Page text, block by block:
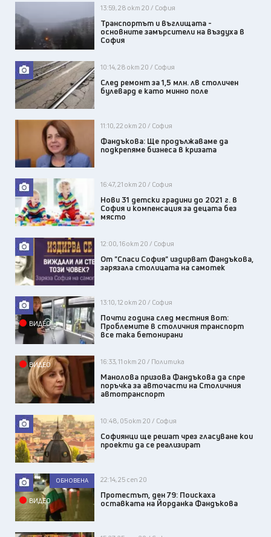
13:59, 28 окт 20 / София
Транспортът и въглищата -
основните замърсители на въздуха в
София
10:14, 28 окт 20 / София
След ремонт за 1,5 млн. лв столичен
булевард е като минно поле
11:10, 22 окт 20 / София
Фандъкова: Ще продължаваме да
подкрепяме бизнеса в кризата
16:47, 21 окт 20 / София
Нови 31 детски градини до 2021 г. в
София и компенсация за децата без
място
12:00, 16 окт 20 / София
От "Спаси София" издирват Фандъкова,
зарязала столицата на самотек
ВИДЕО
13:10, 12 окт 20 / София
Почти година след местния вот:
Проблемите в столичния транспорт
все така бетонирани
ВИДЕО 16:33, 11 окт 20 / Политика
Манолова призова Фандъкова да спре
поръчка за авточасти на Столичния
автотранспорт
10:48, 05 окт 20 / София
Софиянци ще решат чрез гласуване кои
проекти да се реализират
ВИДЕО
ОБНОВЕНА 22:14, 25 сеп 20
Протестът, ден 79: Поискаха
оставката на Йорданка Фандъкова